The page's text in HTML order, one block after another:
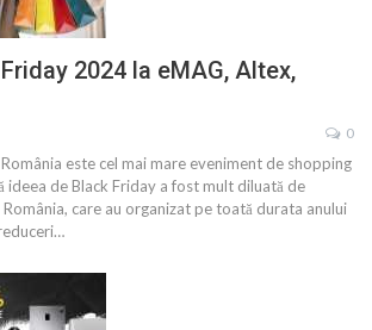
2024 la eMAG, Altex,
0
este cel mai mare eveniment de shopping
ideea de Black Friday a fost mult diluată de
care au organizat pe toată durata anului
…